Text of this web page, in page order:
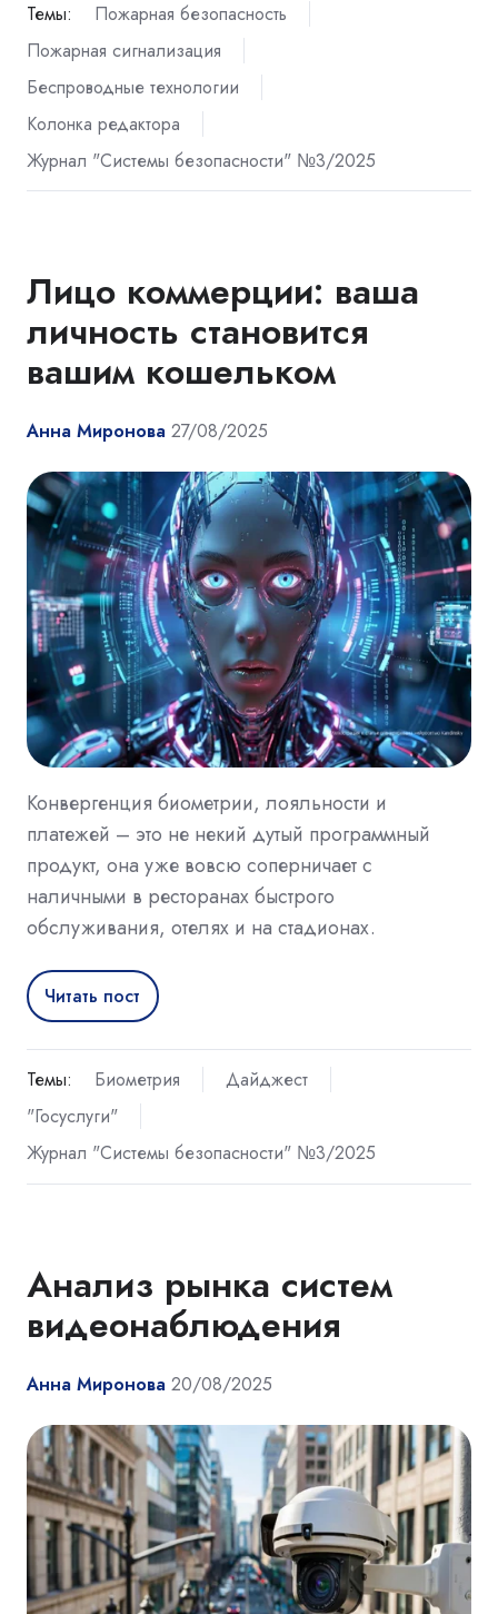
Темы:
Пожарная безопасность
Пожарная сигнализация
Беспроводные технологии
Колонка редактора
Журнал "Системы безопасности" №3/2025
Лицо коммерции: ваша
личность становится
вашим кошельком
Анна Миронова 27/08/2025
Конвергенция биометрии, лояльности и
платежей – это не некий дутый программный
продукт, она уже вовсю соперничает с
наличными в ресторанах быстрого
обслуживания, отелях и на стадионах.
Читать пост
Темы: Биометрия
Дайджест
"Госуслуги"
Журнал "Системы безопасности" №3/2025
Анализ рынка систем
видеонаблюдения
Анна Миронова 20/08/2025